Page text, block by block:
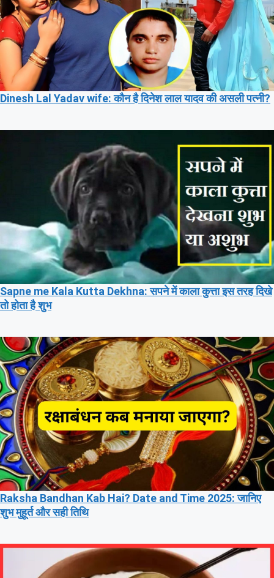
Dinesh Lal Yadav wife: कौन है दिनेश लाल यादव की असली पत्नी?
Sapne me Kala Kutta Dekhna: सपने में काला कुत्ता इस तरह दिखे
तो होता है शुभ
Raksha Bandhan Kab Hai? Date and Time 2025: जानिए
शुभ मुहूर्त और सही तिथि